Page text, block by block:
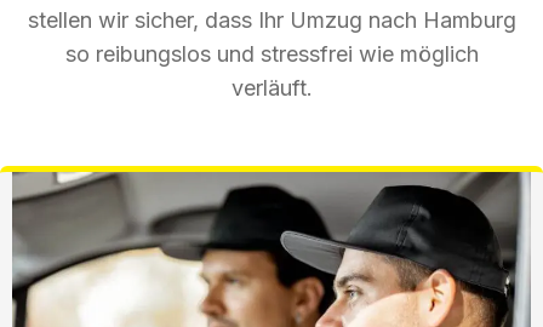
stellen wir sicher, dass Ihr Umzug nach Hamburg
so reibungslos und stressfrei wie möglich
verläuft.